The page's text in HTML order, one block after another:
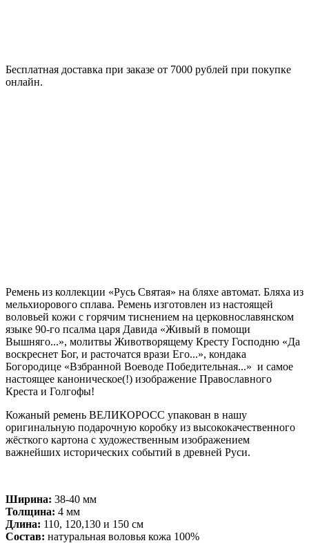
Бесплатная доставка при заказе от 7000 рублей при покупке
онлайн.
Ремень из коллекции «Русь Святая» на бляхе автомат. Бляха из
мельхиорового сплава. Ремень изготовлен из настоящей
воловьей кожи с горячим тиснением на церковнославянском
языке 90-го псалма царя Давида «Живый в помощи
Вышняго...», молитвы Животворящему Кресту Господню «Да
воскреснет Бог, и расточатся врази Его...», кондака ​
Богородице «Взбранной Воеводе Победительная...» и самое
настоящее каноническое(!) изображение Православного
Креста и Голгофы!
Кожаный ремень ВЕЛИКОРОСС упакован в нашу
оригинальную подарочную коробку из высококачественного
жёсткого картона с художественным изображением
важнейших исторических событий в древней Руси.
Ширина: 38-40 мм
Толщина: 4 мм
Длина: 110, 120,130 и 150 см
Состав: натуральная воловья кожа 100%